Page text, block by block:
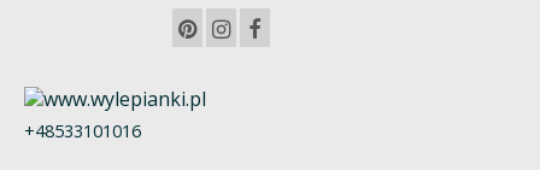
+48533101016